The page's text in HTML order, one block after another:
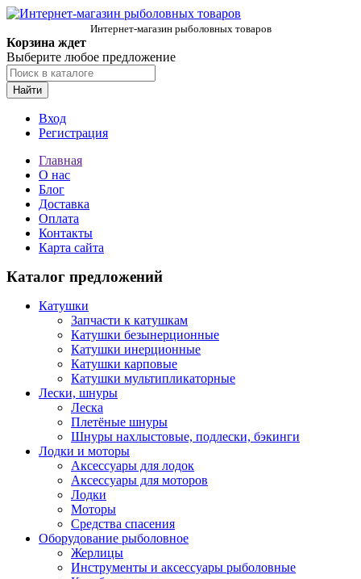
Интернет-магазин рыболовных товаров
Корзина ждет
Выберите любое предложение
Найти
Вход
Регистрация
Главная
О нас
Блог
Доставка
Оплата
Контакты
Карта сайта
Каталог предложений
Катушки
Запчасти к катушкам
Катушки безынерционные
Катушки инерционные
Катушки карповые
Катушки мультипликаторные
Лески, шнуры
Леска
Плетёные шнуры
Шнуры нахлыстовые, подлески, бэкинги
Лодки и моторы
Аксессуары для лодок
Аксессуары для моторов
Лодки
Моторы
Средства спасения
Оборудование рыболовное
Жерлицы
Инструменты и аксессуары рыболовные